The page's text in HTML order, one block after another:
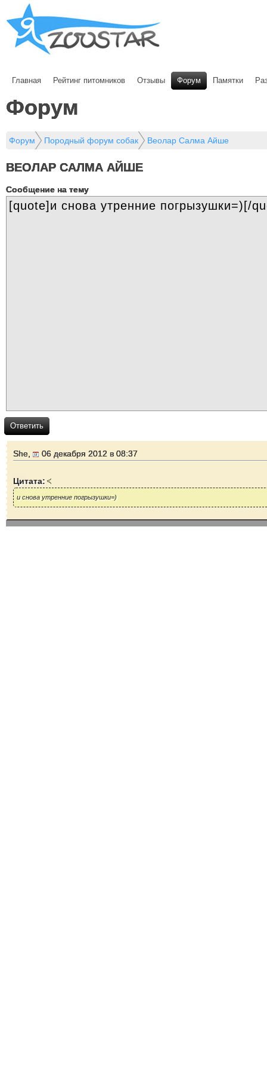
Главная Рейтинг питомников Отзывы Форум Памятки
Форум
Форум Породный форум собак Веолар Салма Айше
ВЕОЛАР САЛМА АЙШЕ
Cообщение на тему
Ответить
She, 06 декабря 2012 в 08:37
Цитата:
и снова утренние погрызушки=)